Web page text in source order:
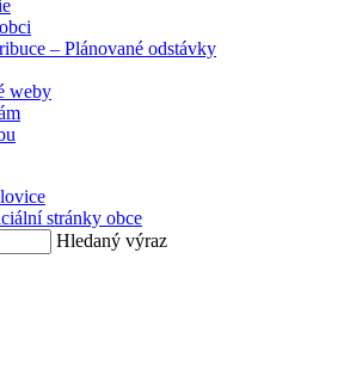
– Plánované odstávky
weby
stránky obce
Hledaný výraz